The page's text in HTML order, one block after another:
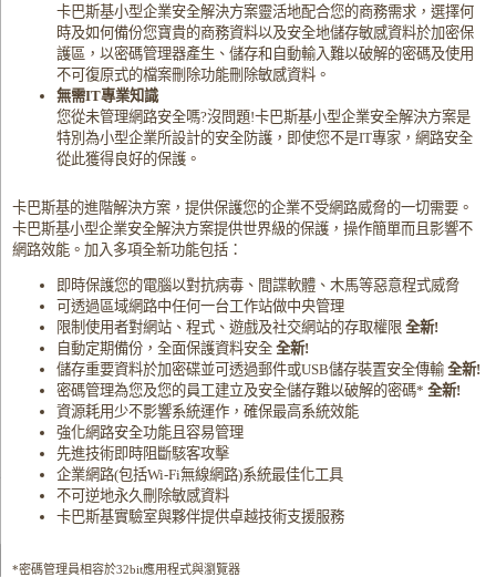
卡巴斯基小型企業安全解決方案靈活地配合您的商務需求，選擇何
時及如何備份您寶貴的商務資料以及安全地儲存敏感資料於加密保
護區，以密碼管理器產生、儲存和自動輸入難以破解的密碼及使用
不可復原式的檔案刪除功能刪除敏感資料。
無需IT專業知識
您從未管理網路安全嗎?沒問題!卡巴斯基小型企業安全解決方案是
特別為小型企業所設計的安全防護，即使您不是IT專家，網路安全
從此獲得良好的保護。
卡巴斯基的進階解決方案，提供保護您的企業不受網路威脅的一切需要。
卡巴斯基小型企業安全解決方案提供世界級的保護，操作簡單而且影響不
網路效能。加入多項全新功能包括：
即時保護您的電腦以對抗病毒、間諜軟體、木馬等惡意程式威脅
可透過區域網路中任何一台工作站做中央管理
限制使用者對網站、程式、遊戲及社交網站的存取權限 全新!
自動定期備份，全面保護資料安全 全新!
儲存重要資料於加密碟並可透過郵件或USB儲存裝置安全傳輸 全新!
密碼管理為您及您的員工建立及安全儲存難以破解的密碼* 全新!
資源耗用少不影響系統運作，確保最高系統效能
強化網路安全功能且容易管理
先進技術即時阻斷駭客攻擊
企業網路(包括Wi-Fi無線網路)系統最佳化工具
不可逆地永久刪除敏感資料
卡巴斯基實驗室與夥伴提供卓越技術支援服務
*密碼管理員相容於32bit應用程式與瀏覽器